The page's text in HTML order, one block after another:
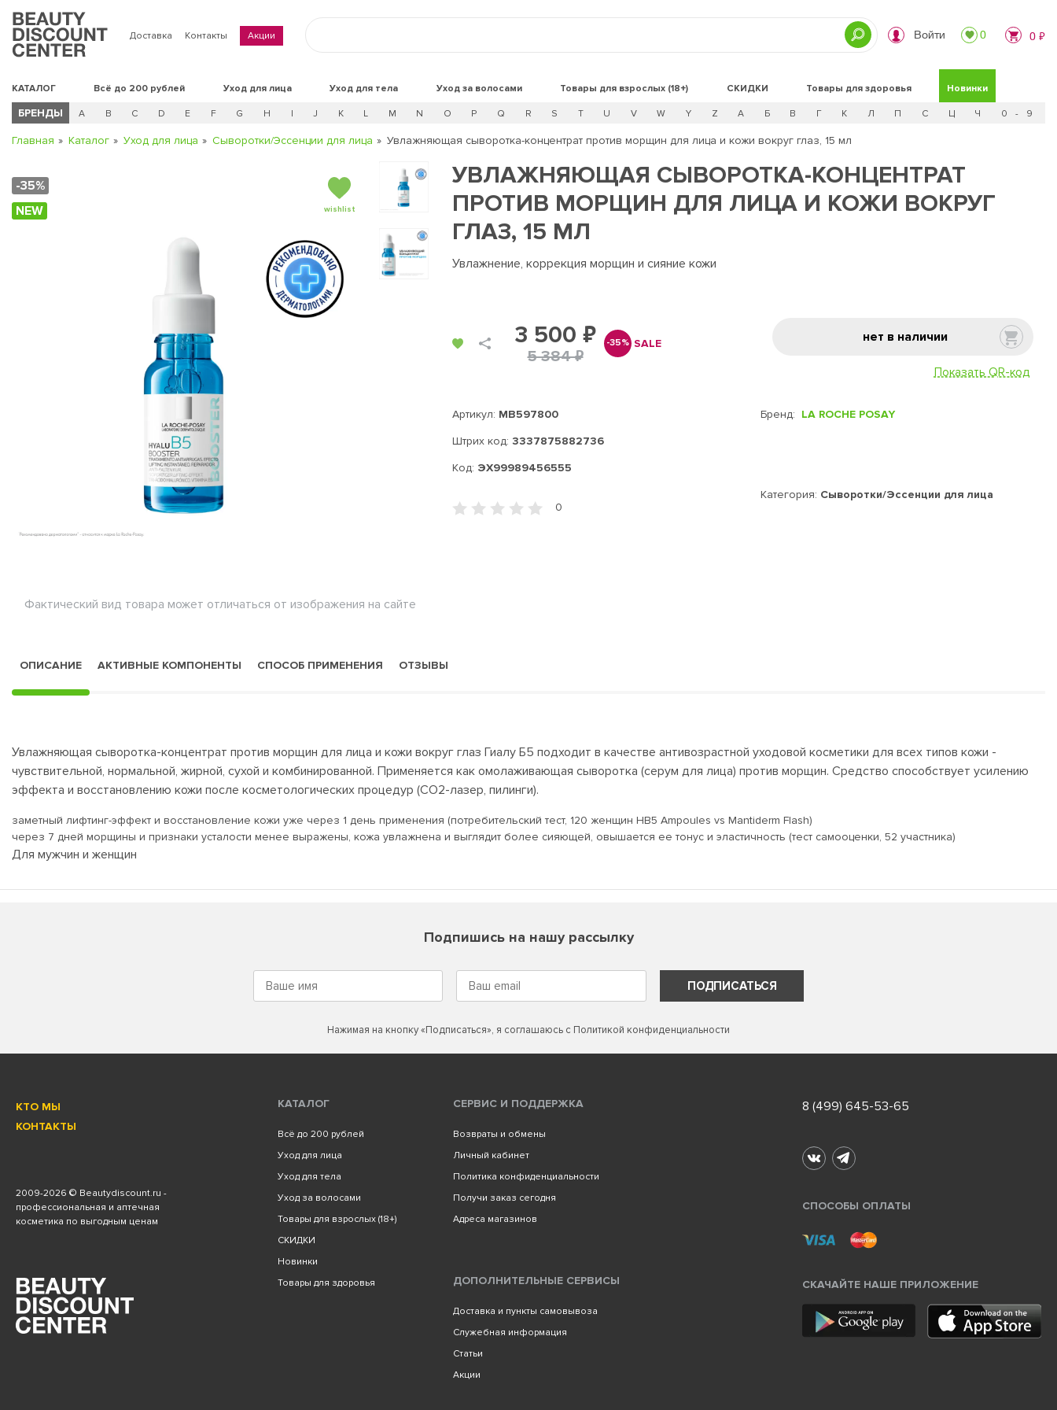
Доставка Контакты Акции Войти 0 0 ₽
КАТАЛОГ Всё до 200 рублей Уход для лица Уход для тела Уход за волосами Товары для взрослых (18+) СКИДКИ Новинки
Товары для здоровья
БРЕНДЫ A B C D E F G H I J K L M N O P Q R S T U V W Y Z А Б В Г К Л П С Ц Ч 0 - 9
Главная Каталог Уход для лица Сыворотки/Эссенции для лица Увлажняющая сыворотка-концентрат против морщин для лица и кожи вокруг глаз, 15 мл
-35%
NEW
wishlist
Фактический вид товара может отличаться от изображения на сайте
УВЛАЖНЯЮЩАЯ СЫВОРОТКА-КОНЦЕНТРАТ
ПРОТИВ МОРЩИН ДЛЯ ЛИЦА И КОЖИ ВОКРУГ
ГЛАЗ, 15 МЛ
Увлажнение, коррекция морщин и сияние кожи
3 500 ₽
5 384 ₽
-35% SALE нет в наличии
Показать QR-код
Артикул: MB597800
Штрих код: 3337875882736
Код: ЭХ99989456555
Бренд: LA ROCHE POSAY
Категория: Сыворотки/Эссенции для лица
0
ОПИСАНИЕ АКТИВНЫЕ КОМПОНЕНТЫ СПОСОБ ПРИМЕНЕНИЯ ОТЗЫВЫ
Увлажняющая сыворотка-концентрат против морщин для лица и кожи вокруг глаз Гиалу Б5 подходит в качестве антивозрастной уходовой косметики для всех типов кожи -
чувствительной, нормальной, жирной, сухой и комбинированной. Применяется как омолаживающая сыворотка (серум для лица) против морщин. Средство способствует усилению
эффекта и восстановлению кожи после косметологических процедур (СО2-лазер, пилинги).
заметный лифтинг-эффект и восстановление кожи уже через 1 день применения (потребительский тест, 120 женщин HB5 Ampoules vs Mantiderm Flash)
через 7 дней морщины и признаки усталости менее выражены, кожа увлажнена и выглядит более сияющей, овышается ее тонус и эластичность (тест самооценки, 52 участника)
Для мужчин и женщин
Подпишись на нашу рассылку
ПОДПИСАТЬСЯ
Нажимая на кнопку «Подписаться», я соглашаюсь с Политикой конфиденциальности
КТО МЫ
КОНТАКТЫ
2009-2026 © Beautydiscount.ru -
профессиональная и аптечная
косметика по выгодным ценам
КАТАЛОГ
Всё до 200 рублей
Уход для лица
Уход для тела
Уход за волосами
Товары для взрослых (18+)
СКИДКИ
Новинки
Товары для здоровья
СЕРВИС И ПОДДЕРЖКА
Возвраты и обмены
Личный кабинет
Политика конфиденциальности
Получи заказ сегодня
Адреса магазинов
ДОПОЛНИТЕЛЬНЫЕ СЕРВИСЫ
Доставка и пункты самовывоза
Служебная информация
Статьи
Акции
8 (499) 645-53-65
СПОСОБЫ ОПЛАТЫ
СКАЧАЙТЕ НАШЕ ПРИЛОЖЕНИЕ